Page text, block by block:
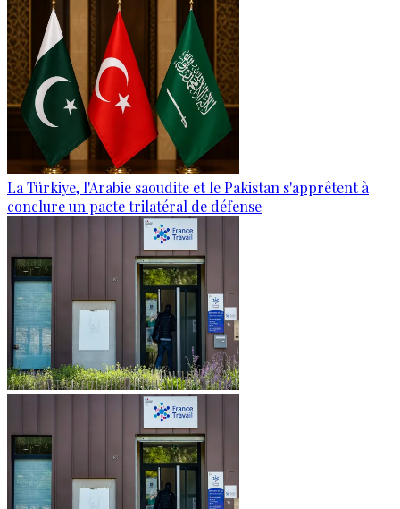
La Türkiye, l'Arabie saoudite et le Pakistan s'apprêtent à
conclure un pacte trilatéral de défense